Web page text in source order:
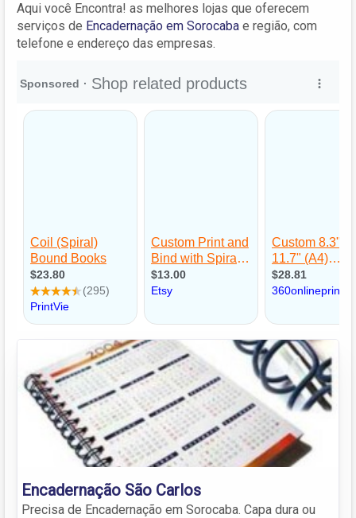
Aqui você Encontra! as melhores lojas que oferecem
serviços de Encadernação em Sorocaba e região, com
telefone e endereço das empresas.
Encadernação São Carlos
Precisa de Encadernação em Sorocaba. Capa dura ou